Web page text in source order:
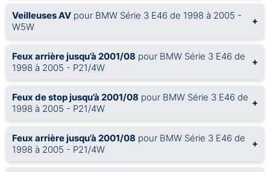
Veilleuses AV pour BMW Série 3 E46 de 1998 à 2005 -
W5W
+
Feux arrière jusqu’à 2001/08 pour BMW Série 3 E46 de
1998 à 2005 - P21/4W
+
Feux de stop jusqu’à 2001/08 pour BMW Série 3 E46 de
1998 à 2005 - P21/4W
+
Feux arrière jusqu’à 2001/08 pour BMW Série 3 E46 de
1998 à 2005 - P21/4W
+